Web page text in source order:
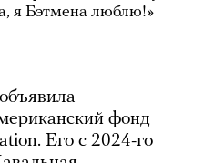
я Бэтмена люблю!»
фонд
Его с 2024-го